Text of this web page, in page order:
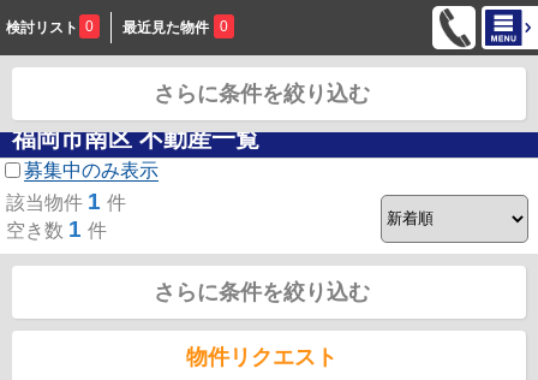
検討リスト 0 最近見た物件 0
福岡市南区 不動産一覧
募集中のみ表示
該当物件 1 件
空き数 1 件
さらに条件を絞り込む
物件リクエスト
さらに条件を絞り込む